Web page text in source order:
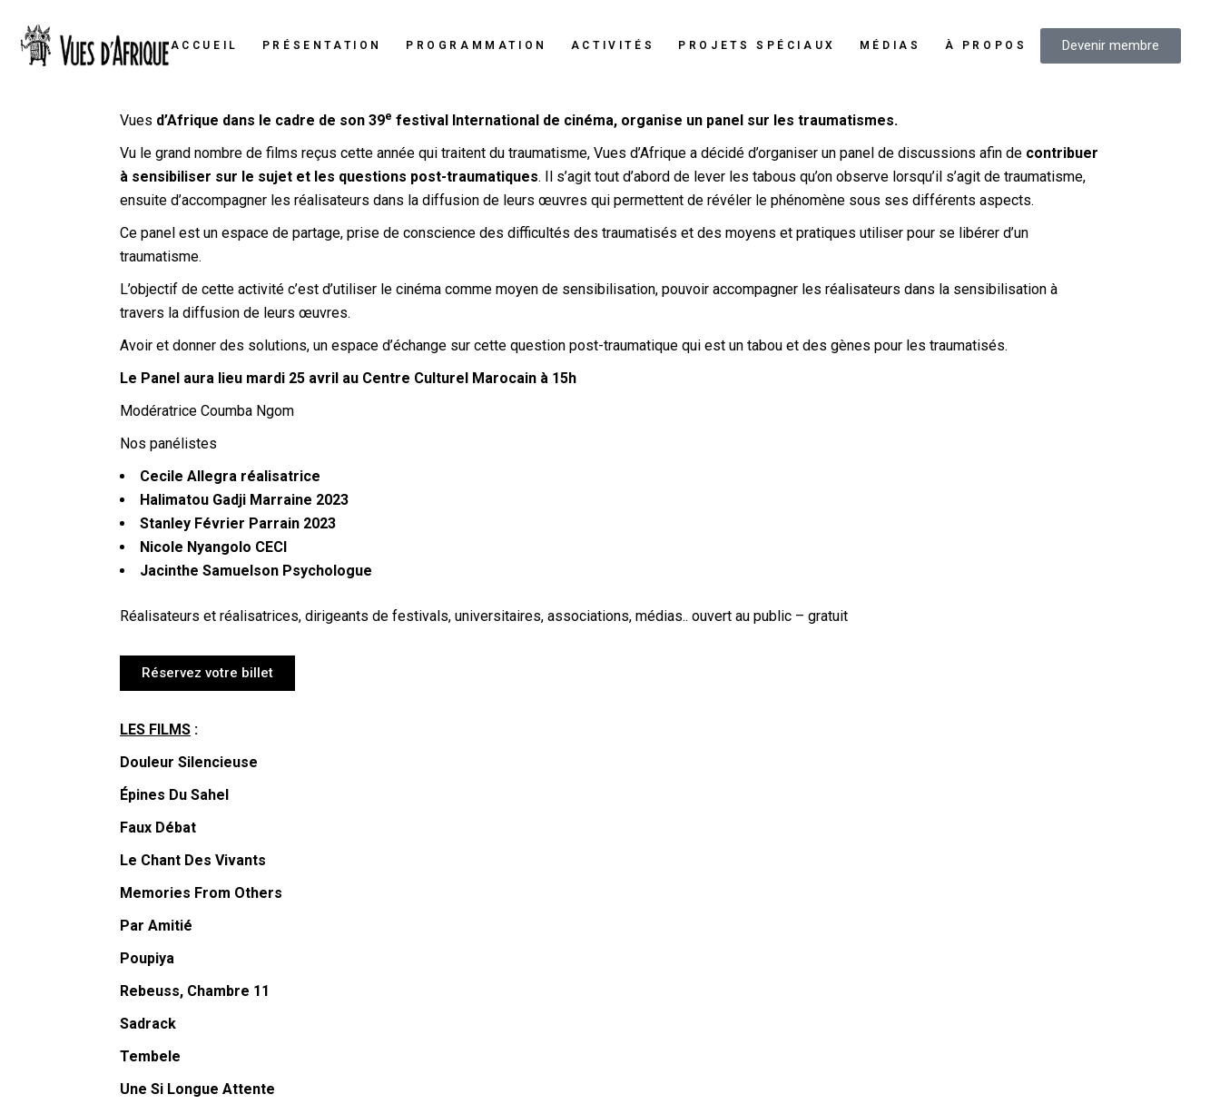
ACCUEIL PRÉSENTATION PROGRAMMATION ACTIVITÉS PROJETS SPÉCIAUX MÉDIAS À PROPOS Devenir membre
Vues d’Afrique dans le cadre de son 39e festival International de cinéma, organise un panel sur les traumatismes.
Vu le grand nombre de films reçus cette année qui traitent du traumatisme, Vues d’Afrique a décidé d’organiser un panel de discussions afin de contribuer
à sensibiliser sur le sujet et les questions post-traumatiques. Il s’agit tout d’abord de lever les tabous qu’on observe lorsqu’il s’agit de traumatisme,
ensuite d’accompagner les réalisateurs dans la diffusion de leurs œuvres qui permettent de révéler le phénomène sous ses différents aspects.
Ce panel est un espace de partage, prise de conscience des difficultés des traumatisés et des moyens et pratiques utiliser pour se libérer d’un
traumatisme.
L’objectif de cette activité c’est d’utiliser le cinéma comme moyen de sensibilisation, pouvoir accompagner les réalisateurs dans la sensibilisation à
travers la diffusion de leurs œuvres.
Avoir et donner des solutions, un espace d’échange sur cette question post-traumatique qui est un tabou et des gènes pour les traumatisés.
Le Panel aura lieu mardi 25 avril au Centre Culturel Marocain à 15h
Modératrice Coumba Ngom
Nos panélistes
Cecile Allegra réalisatrice
Halimatou Gadji Marraine 2023
Stanley Février Parrain 2023
Nicole Nyangolo CECI
Jacinthe Samuelson Psychologue
Réalisateurs et réalisatrices, dirigeants de festivals, universitaires, associations, médias.. ouvert au public – gratuit
Réservez votre billet
LES FILMS :
Douleur Silencieuse
Épines Du Sahel
Faux Débat
Le Chant Des Vivants
Memories From Others
Par Amitié
Poupiya
Rebeuss, Chambre 11
Sadrack
Tembele
Une Si Longue Attente